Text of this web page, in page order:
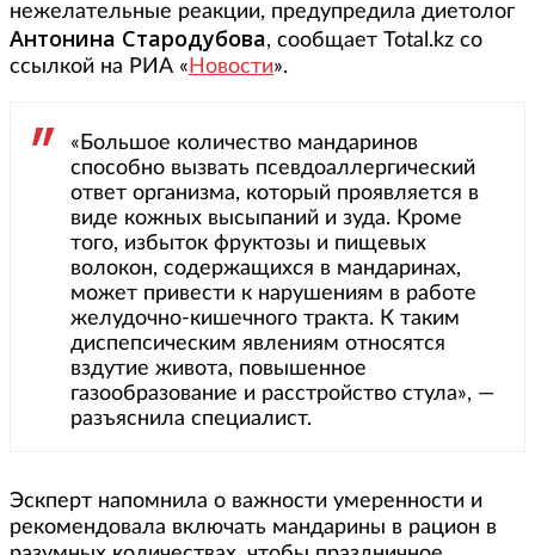
нежелательные реакции, предупредила диетолог
Антонина Стародубова, сообщает Total.kz со
ссылкой на РИА « Новости».
«Большое количество мандаринов
способно вызвать псевдоаллергический
ответ организма, который проявляется в
виде кожных высыпаний и зуда. Кроме
того, избыток фруктозы и пищевых
волокон, содержащихся в мандаринах,
может привести к нарушениям в работе
желудочно-кишечного тракта. К таким
диспепсическим явлениям относятся
вздутие живота, повышенное
газообразование и расстройство стула», —
разъяснила специалист.
Эскперт напомнила о важности умеренности и
рекомендовала включать мандарины в рацион в